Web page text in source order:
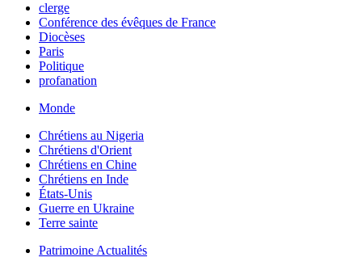
clerge
Conférence des évêques de France
Diocèses
Paris
Politique
profanation
Monde
Chrétiens au Nigeria
Chrétiens d'Orient
Chrétiens en Chine
Chrétiens en Inde
États-Unis
Guerre en Ukraine
Terre sainte
Patrimoine Actualités